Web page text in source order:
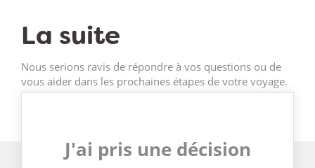
La suite
Nous serions ravis de répondre à vos questions ou de
vous aider dans les prochaines étapes de votre voyage.
J'ai pris une décision